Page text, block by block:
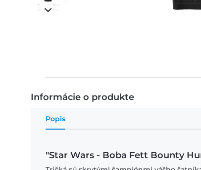
Informácie o produkte
Popis
"Star Wars - Boba Fett Bounty